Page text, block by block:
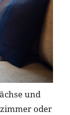
und
oder